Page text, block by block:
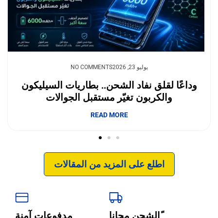
يوليو 23, 2026 NO COMMENTS
وداعًا لقلق نفاد الشحن.. بطاريات السيليكون
والكربون تغيّر مستقبل الجوالات
READ MORE
اطلع على المزيد من المقالات
ًالشحن مجانا مدفوعات آمنة
إبداع فور يو
الترجمة والبحوث